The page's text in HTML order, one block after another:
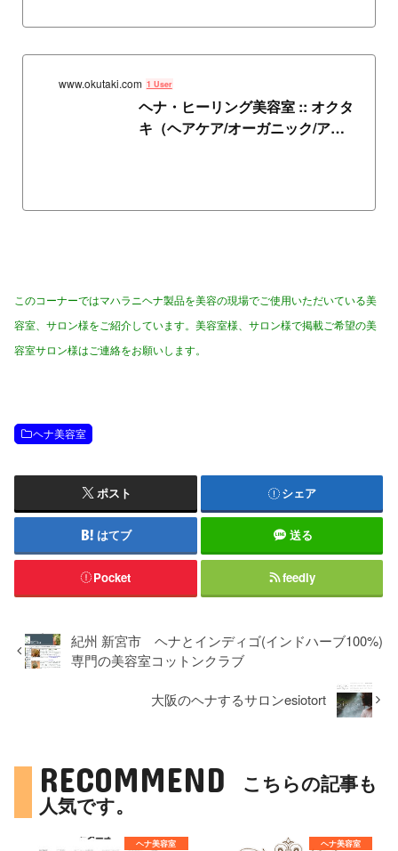
www.okutaki.com 1 User
ヘナ・ヒーリング美容室 :: オクタ
キ（ヘアケア/オーガニック/アー
このコーナーではマハラニヘナ製品を美容の現場でご使用いただいている美
容室、サロン様をご紹介しています。美容室様、サロン様で掲載ご希望の美
容室サロン様はご連絡をお願いします。
ヘナ美容室
ポスト シェア
はてブ 送る
Pocket feedly
紀州 新宮市 ヘナとインディゴ(インドハーブ100%)
専門の美容室コットンクラブ
大阪のヘナするサロンesiotort
RECOMMEND
こちらの記事も
人気です。
ヘナ美容室 ヘナ美容室